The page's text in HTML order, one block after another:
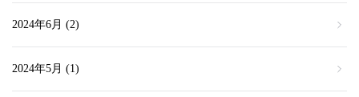
2024年6月 (2)
2024年5月 (1)